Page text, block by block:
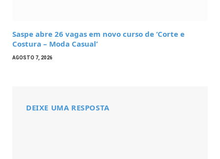
Saspe abre 26 vagas em novo curso de ‘Corte e
Costura – Moda Casual’
AGOSTO 7, 2026
DEIXE UMA RESPOSTA